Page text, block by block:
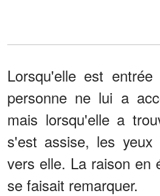
Lorsqu'elle est
personne ne lui a
mais lorsqu'elle a
s'est assise, les
vers elle. La raison en
se faisait remarquer.